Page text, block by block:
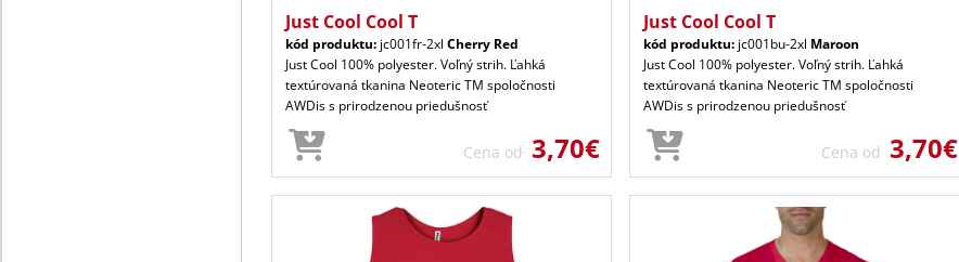
Just Cool Cool T
kód produktu: jc001fr-2xl Cherry Red
Just Cool 100% polyester. Voľný strih. Ľahká
textúrovaná tkanina Neoteric TM spoločnosti
AWDis s prirodzenou priedušnosť
Cena od 3,70€
Just Cool Cool T
kód produktu: jc001bu-2xl Maroon
Just Cool 100% polyester. Voľný strih. Ľahká
textúrovaná tkanina Neoteric TM spoločnosti
AWDis s prirodzenou priedušnosť
Cena od 3,70€